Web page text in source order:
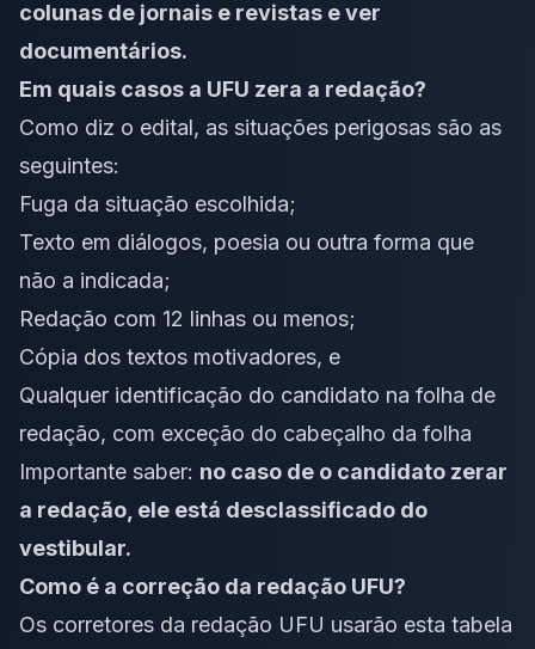
colunas de jornais e revistas e ver
documentários.
Em quais casos a UFU zera a redação?
Como diz o edital, as situações perigosas são as
seguintes:
Fuga da situação escolhida;
Texto em diálogos, poesia ou outra forma que
não a indicada;
Redação com 12 linhas ou menos;
Cópia dos textos motivadores, e
Qualquer identificação do candidato na folha de
redação, com exceção do cabeçalho da folha
Importante saber: no caso de o candidato zerar
a redação, ele está desclassificado do
vestibular.
Como é a correção da redação UFU?
Os corretores da redação UFU usarão esta tabela